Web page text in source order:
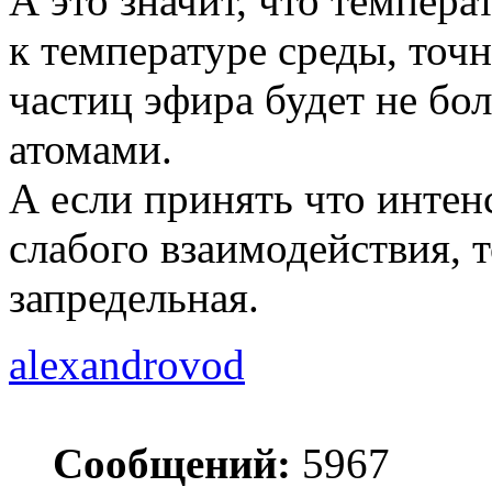
к температуре среды,
частиц эфира будет не
атомами.
А если принять что
слабого взаимодействия,
запредельная.
alexandrovod
Сообщений: 5967